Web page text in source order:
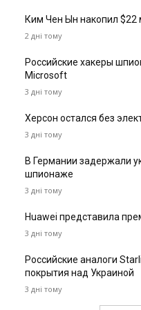
Ким Чен Ын накопил $22
2 дні тому
Российские хакеры
Microsoft
3 дні тому
Херсон остался без
3 дні тому
В Германии задержали
шпионаже
3 дні тому
Huawei представила
3 дні тому
Российские аналоги
покрытия над Украиной
3 дні тому